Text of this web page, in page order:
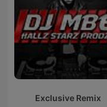
Exclusive Remix